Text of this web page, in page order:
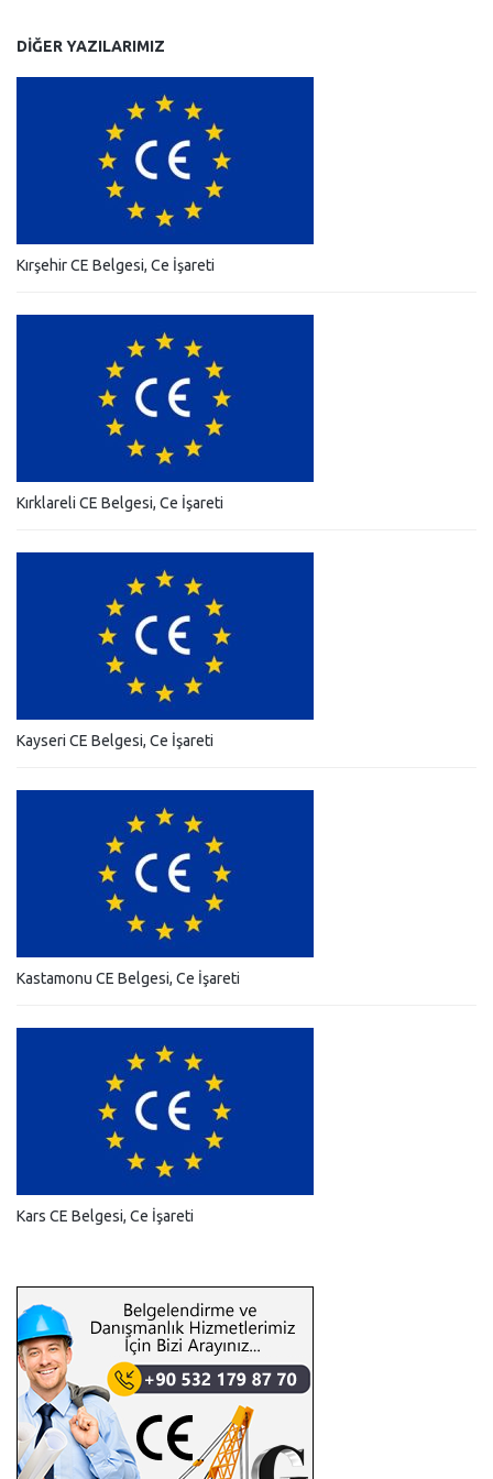
DIĞER YAZILARIMIZ
Kırşehir CE Belgesi, Ce İşareti
Kırklareli CE Belgesi, Ce İşareti
Kayseri CE Belgesi, Ce İşareti
Kastamonu CE Belgesi, Ce İşareti
Kars CE Belgesi, Ce İşareti